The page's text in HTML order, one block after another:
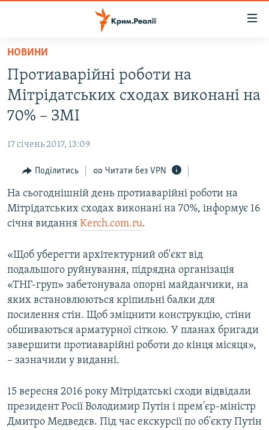
Перейти
основного
матеріалу
Перейти
до
основної
Перейти
пошуку
ВОДА.КРИМ
ВІДЕО ТА ФОТО
БЛОГИ
ПОГЛЯД
ІНТЕРВ'Ю
ВСЕ ЗА ДЕНЬ
ДЕПОРТАЦІЯ
ВІДЕОУРОКИ «ELIFBE»
СВІДЧЕННЯ ОКУПАЦІЇ
УКРАЇНСЬКА ПРОБЛЕМА КРИМУ
ІНФОГРАФІКА
ЯК ОБІЙТИ БЛОКУВАННЯ
Русский
Qırımtatar
ДОЛУЧАЙСЯ!
Усі сайти RFE/RL
НОВИНИ
Протиаварійні роботи на
Мітрідатських сходах виконані на
70% – ЗМІ
17 січень 2017, 13:09
Поділитись Читати без VPN
На сьогоднішній день протиаварійні роботи на
Мітрідатських сходах виконані на 70%, інформує 16
січня видання Kerch.com.ru.
«Щоб уберегти архітектурний об'єкт від
подальшого руйнування, підрядна організація
«ТНГ-груп» забетонувала опорні майданчики, на
яких встановлюються кріпильні балки для
посилення стін. Щоб зміцнити конструкцію, стіни
обшиваються арматурної сіткою. У планах бригади
завершити протиаварійні роботи до кінця місяця»,
– зазначили у виданні.
15 вересня 2016 року Мітрідатські сходи відвідали
президент Росії Володимир Путін і прем'єр-міністр
Дмитро Медведєв. Під час екскурсії по об'єкту Путін